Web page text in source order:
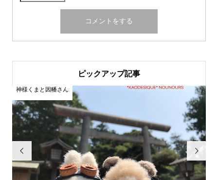
ピックアップ記事

神様くまと因幡さん
